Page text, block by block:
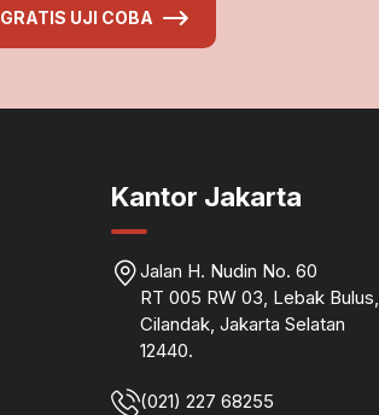
GRATIS UJI COBA
Kantor Jakarta
Jalan H. Nudin No. 60
RT 005 RW 03, Lebak Bulus,
Cilandak, Jakarta Selatan
12440.
(021) 227 68255